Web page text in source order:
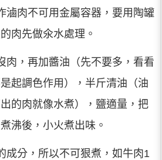
滷肉不可用金屬容器，要用陶罐
肉先做氽水處理。
肉，再加醬油（先不要多，看看
起調色作用），半斤清油（油
的肉就像水煮），鹽適量，把
沸後，小火煮出味。
成分，所以不可狠煮，如牛肉1